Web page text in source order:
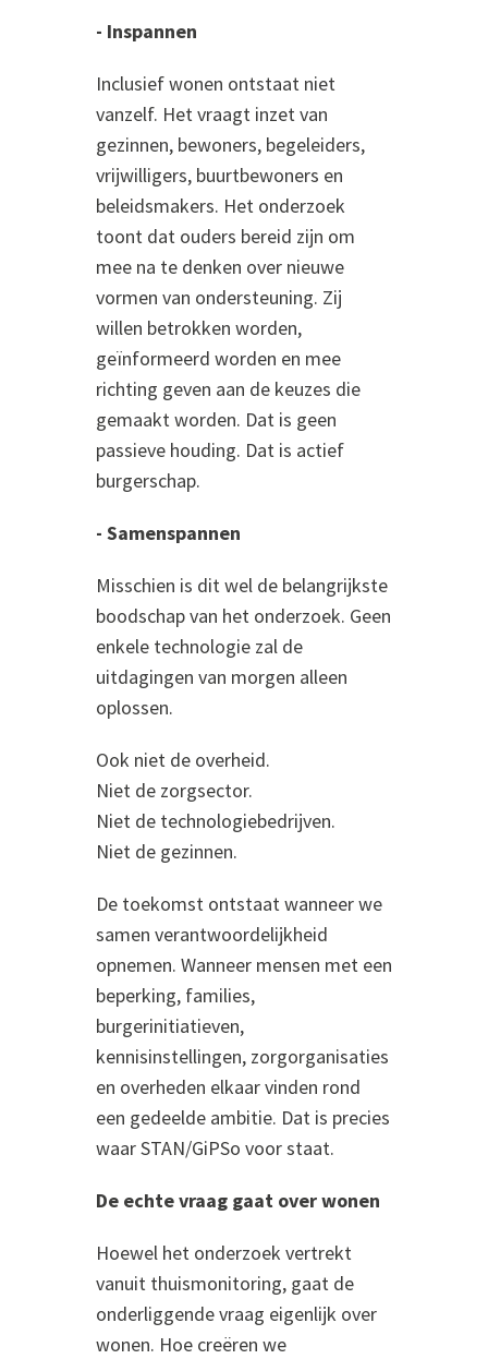
- Inspannen
Inclusief wonen ontstaat niet
vanzelf. Het vraagt inzet van
gezinnen, bewoners, begeleiders,
vrijwilligers, buurtbewoners en
beleidsmakers. Het onderzoek
toont dat ouders bereid zijn om
mee na te denken over nieuwe
vormen van ondersteuning. Zij
willen betrokken worden,
geïnformeerd worden en mee
richting geven aan de keuzes die
gemaakt worden. Dat is geen
passieve houding. Dat is actief
burgerschap.
- Samenspannen
Misschien is dit wel de belangrijkste
boodschap van het onderzoek. Geen
enkele technologie zal de
uitdagingen van morgen alleen
oplossen.
Ook niet de overheid.
Niet de zorgsector.
Niet de technologiebedrijven.
Niet de gezinnen.
De toekomst ontstaat wanneer we
samen verantwoordelijkheid
opnemen. Wanneer mensen met een
beperking, families,
burgerinitiatieven,
kennisinstellingen, zorgorganisaties
en overheden elkaar vinden rond
een gedeelde ambitie. Dat is precies
waar STAN/GiPSo voor staat.
De echte vraag gaat over wonen
Hoewel het onderzoek vertrekt
vanuit thuismonitoring, gaat de
onderliggende vraag eigenlijk over
wonen. Hoe creëren we